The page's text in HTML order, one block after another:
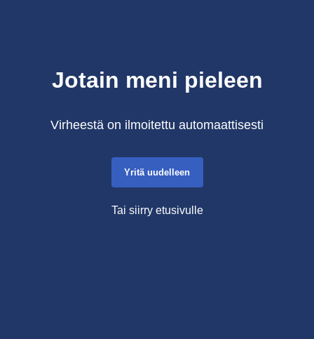
Jotain meni pieleen
Virheestä on ilmoitettu automaattisesti
Yritä uudelleen
Tai siirry etusivulle